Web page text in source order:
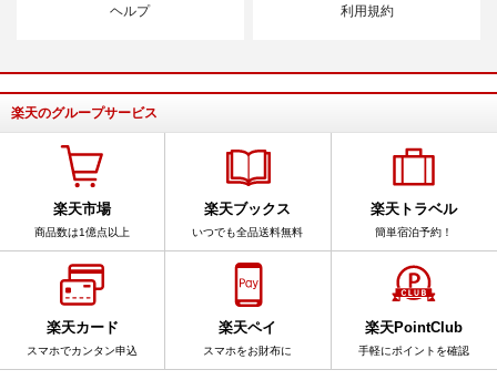
ヘルプ 利用規約
楽天のグループサービス
楽天市場
商品数は1億点以上
楽天ブックス
いつでも全品送料無料
楽天トラベル
簡単宿泊予約！
楽天カード
スマホでカンタン申込
楽天ペイ
スマホをお財布に
楽天PointClub
手軽にポイントを確認